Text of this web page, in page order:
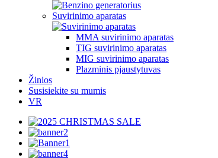
Suvirinimo aparatas
MMA suvirinimo aparatas
TIG suvirinimo aparatas
MIG suvirinimo aparatas
Plazminis pjaustytuvas
Žinios
Susisiekite su mumis
VR